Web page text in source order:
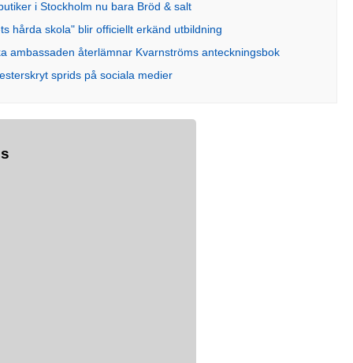
i Stockholm nu bara Bröd & salt
hårda skola" blir officiellt erkänd utbildning
ambassaden återlämnar Kvarnströms anteckningsbok
sprids på sociala medier